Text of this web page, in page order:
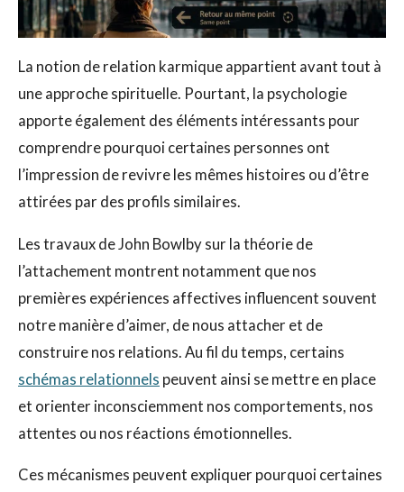
La notion de relation karmique appartient avant tout à
une approche spirituelle. Pourtant, la psychologie
apporte également des éléments intéressants pour
comprendre pourquoi certaines personnes ont
l’impression de revivre les mêmes histoires ou d’être
attirées par des profils similaires.
Les travaux de John Bowlby sur la théorie de
l’attachement montrent notamment que nos
premières expériences affectives influencent souvent
notre manière d’aimer, de nous attacher et de
construire nos relations. Au fil du temps, certains
schémas relationnels peuvent ainsi se mettre en place
et orienter inconsciemment nos comportements, nos
attentes ou nos réactions émotionnelles.
Ces mécanismes peuvent expliquer pourquoi certaines